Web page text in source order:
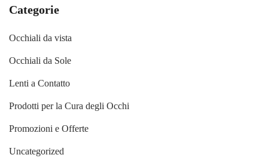
Categorie
Occhiali da vista
Occhiali da Sole
Lenti a Contatto
Prodotti per la Cura degli Occhi
Promozioni e Offerte
Uncategorized